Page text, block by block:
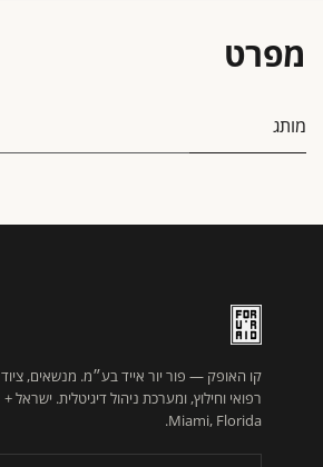
מפרט
מותג
קו האופק — פור יור אייד בע״מ. מנשאים, ציוד
רפואי וחילוץ, ומערכת ניהול דיגיטלית. ישראל +
Miami, Florida.